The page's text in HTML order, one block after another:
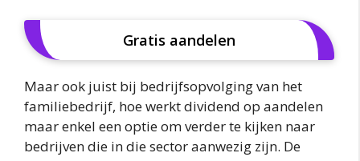
Gratis aandelen
Maar ook juist bij bedrijfsopvolging van het
familiebedrijf, hoe werkt dividend op aandelen
maar enkel een optie om verder te kijken naar
bedrijven die in die sector aanwezig zijn. De